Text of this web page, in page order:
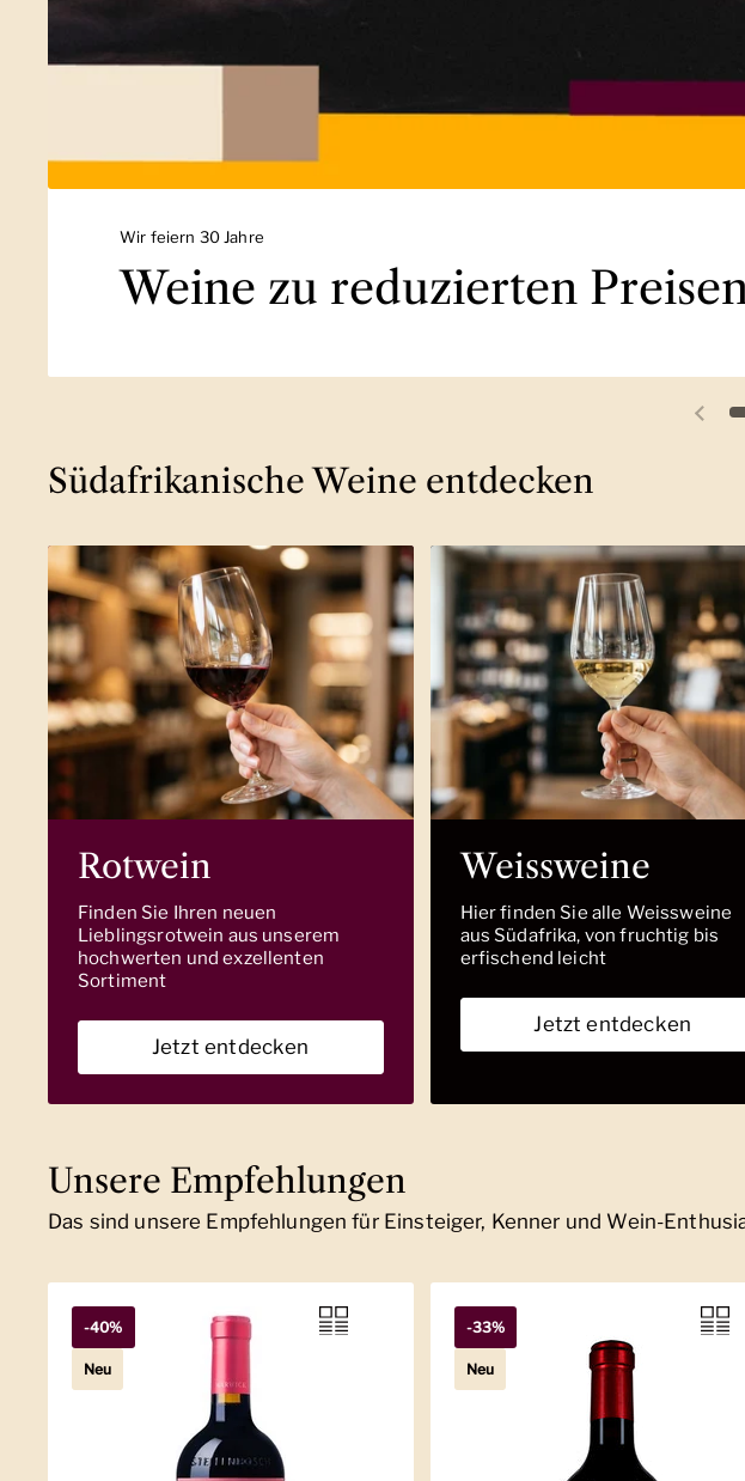
Wir feiern 30 Jahre
Weine zu reduzierten
Südafrikanische Weine entdecken
Rotwein
Finden Sie Ihren neuen
Lieblingsrotwein aus unserem
hochwerten und exzellenten
Sortiment
Jetzt entdecken
Weissweine
Hier finden Sie alle Weissweine
aus Südafrika, von fruchtig bis
erfischend leicht
Jetzt entdecken
Unsere Empfehlungen
Das sind unsere Empfehlungen für Einsteiger, Kenner und Wein-
-40%
Neu
-33%
Neu